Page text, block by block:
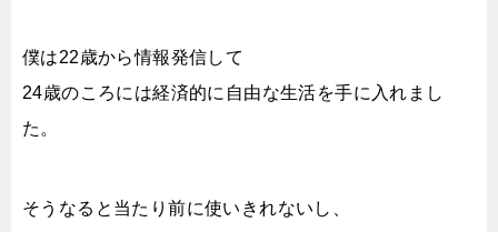
僕は22歳から情報発信して
24歳のころには経済的に自由な生活を手に入れまし
た。
そうなると当たり前に使いきれないし、